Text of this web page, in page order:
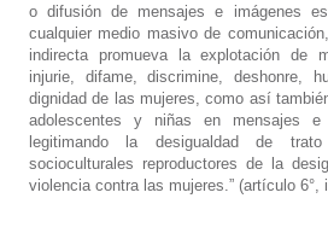
o difusión de mensajes e imágenes
cualquier medio masivo de
indirecta promueva la explotación de
injurie, difame, discrimine, deshonre,
dignidad de las mujeres, como así
adolescentes y niñas en mensajes e
legitimando la desigualdad de
socioculturales reproductores de la
violencia contra las mujeres.” (artículo 6°,